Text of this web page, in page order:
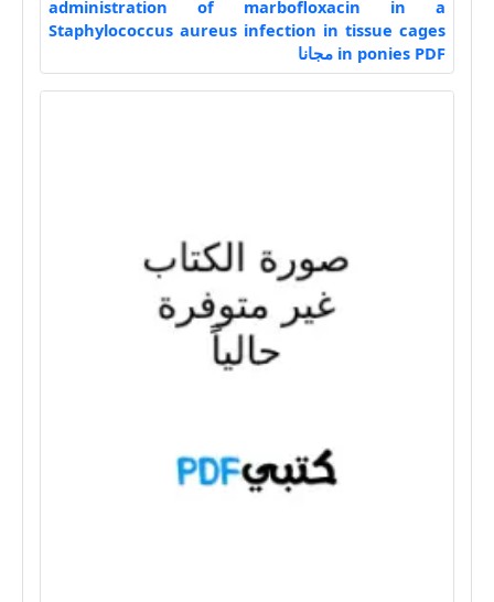
administration of marbofloxacin in a
Staphylococcus aureus infection in tissue cages
in ponies PDF مجانا